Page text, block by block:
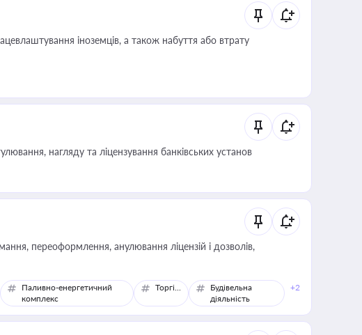
іноземців, а також набуття або втрату
нагляду та ліцензування банківських установ
переоформлення, анулювання ліцензій і дозволів,
Паливно-енергетичний
комплекс
Торгівля
Будівельна
діяльність
+2